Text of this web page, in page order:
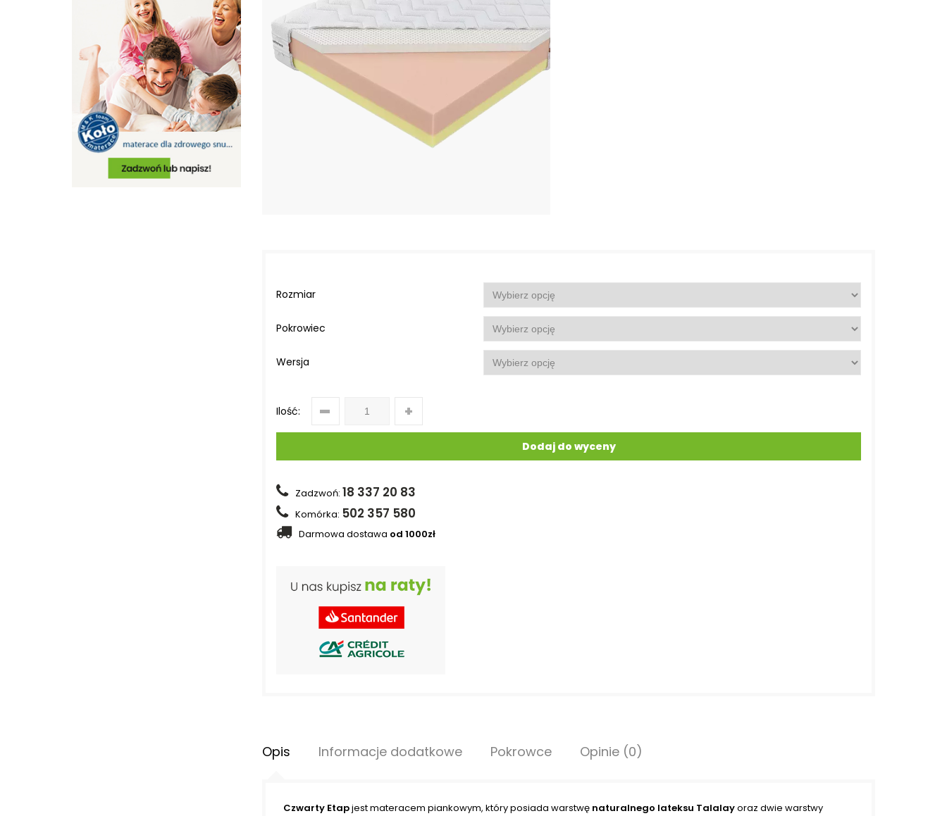
Rozmiar
Pokrowiec
Wersja
Ilość:
Dodaj do wyceny
Zadzwoń: 18 337 20 83
Komórka: 502 357 580
Darmowa dostawa od 1000zł
Opis Informacje dodatkowe Pokrowce Opinie (0)
Czwarty Etapjest materacem piankowym, który posiada warstwę naturalnego lateksu Talalayoraz dwie warstwy